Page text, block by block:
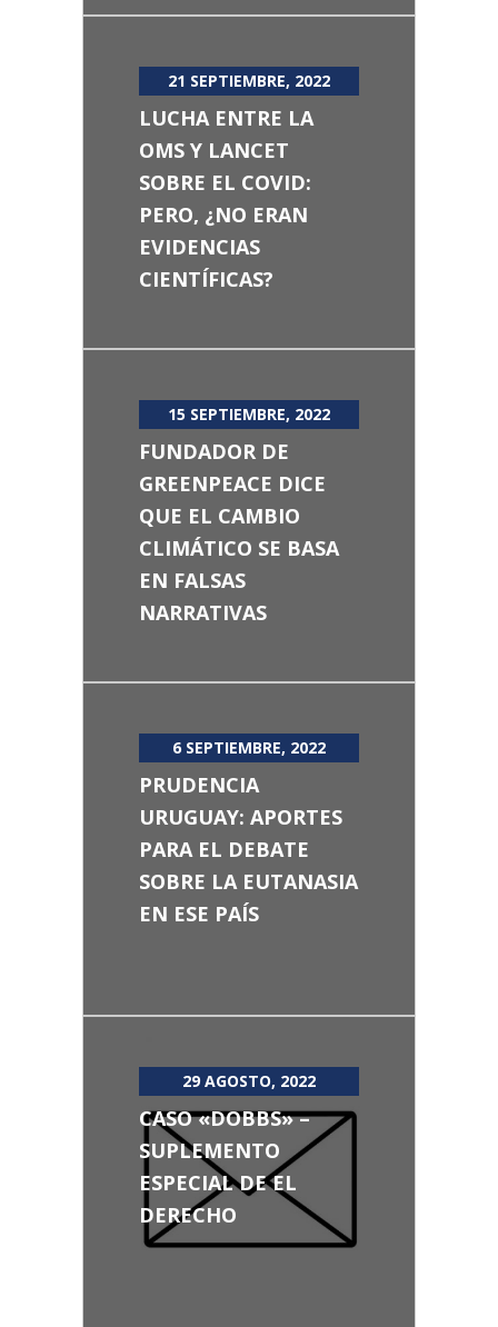
21 SEPTIEMBRE, 2022
LUCHA ENTRE LA
OMS Y LANCET
SOBRE EL COVID:
PERO, ¿NO ERAN
EVIDENCIAS
CIENTÍFICAS?
15 SEPTIEMBRE, 2022
FUNDADOR DE
GREENPEACE DICE
QUE EL CAMBIO
CLIMÁTICO SE BASA
EN FALSAS
NARRATIVAS
6 SEPTIEMBRE, 2022
PRUDENCIA
URUGUAY: APORTES
PARA EL DEBATE
SOBRE LA EUTANASIA
EN ESE PAÍS
29 AGOSTO, 2022
CASO «DOBBS» –
SUPLEMENTO
ESPECIAL DE EL
DERECHO